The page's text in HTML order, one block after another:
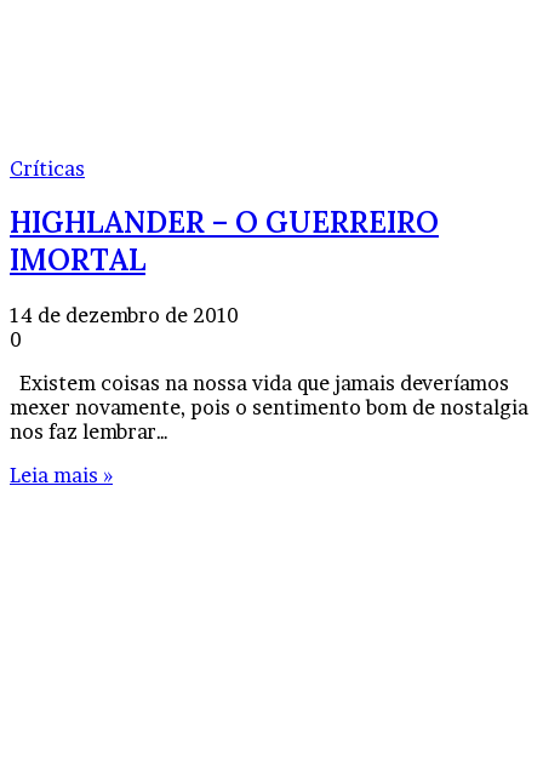
Críticas
HIGHLANDER – O GUERREIRO
IMORTAL
14 de dezembro de 2010
0
Existem coisas na nossa vida que jamais deveríamos
mexer novamente, pois o sentimento bom de nostalgia
nos faz lembrar…
Leia mais »